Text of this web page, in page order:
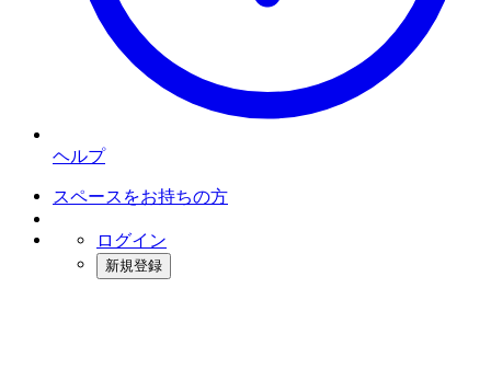
ヘルプ
スペースをお持ちの方
ログイン
新規登録